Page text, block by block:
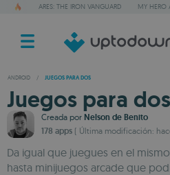
ARES: THE IRON VANGUARD MY HERO
ANDROID / JUEGOS PARA DOS
Juegos para
Creada por Nelson de Benito
178 apps ( Última modificación:
Da igual que juegues en el
hasta minijuegos arcade que